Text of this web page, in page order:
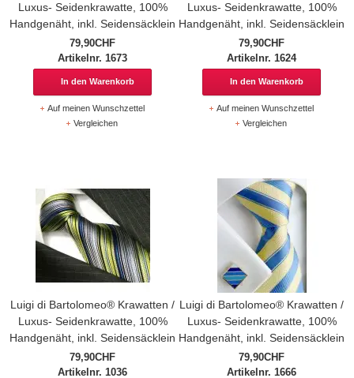
Luxus- Seidenkrawatte, 100%
Handgenäht, inkl. Seidensäcklein
79,90CHF
Artikelnr. 1673
In den Warenkorb
Auf meinen Wunschzettel
Vergleichen
Luxus- Seidenkrawatte, 100%
Handgenäht, inkl. Seidensäcklein
79,90CHF
Artikelnr. 1624
In den Warenkorb
Auf meinen Wunschzettel
Vergleichen
Luigi di Bartolomeo® Krawatten /
Luxus- Seidenkrawatte, 100%
Handgenäht, inkl. Seidensäcklein
79,90CHF
Artikelnr. 1036
Luigi di Bartolomeo® Krawatten /
Luxus- Seidenkrawatte, 100%
Handgenäht, inkl. Seidensäcklein
79,90CHF
Artikelnr. 1666